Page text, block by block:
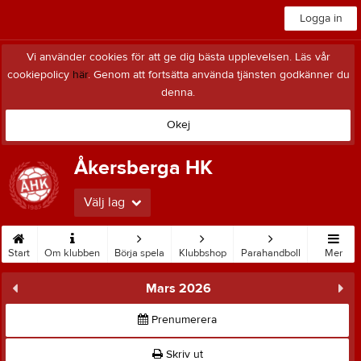
Logga in
Vi använder cookies för att ge dig bästa upplevelsen. Läs vår
cookiepolicy här. Genom att fortsätta använda tjänsten godkänner du
denna.
Okej
Åkersberga HK
Välj lag
Start Om klubben Börja spela Klubbshop Parahandboll Mer
Mars 2026
Prenumerera
Skriv ut